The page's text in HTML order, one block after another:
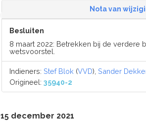
Nota van
Besluiten
8 maart 2022: Betrekken bij de verdere
wetsvoorstel.
Indieners:Stef Blok (VVD),Sander
Origineel:35940-2
15 december 2021